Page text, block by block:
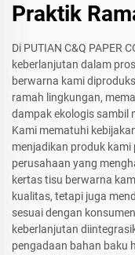
Praktik
Di PUTIAN C&Q PAPER
keberlanjutan dalam
berwarna kami
ramah lingkungan,
dampak ekologis sambil
Kami mematuhi
menjadikan produk
perusahaan yang
kertas tisu berwarna
kualitas, tetapi juga
sesuai dengan
keberlanjutan
pengadaan bahan baku